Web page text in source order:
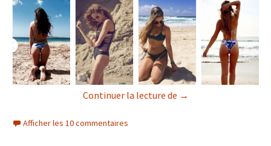
Continuer la lecture de Zaful : Ma Boutique
→
Afficher les 10 commentaires